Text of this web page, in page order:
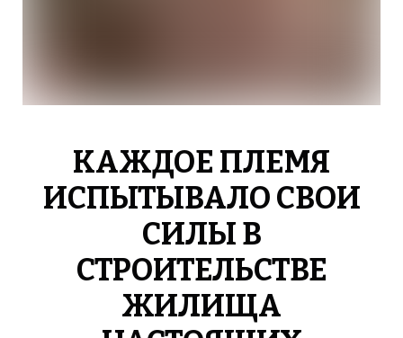
КАЖДОЕ ПЛЕМЯ
ИСПЫТЫВАЛО СВОИ
СИЛЫ В
СТРОИТЕЛЬСТВЕ
ЖИЛИЩА